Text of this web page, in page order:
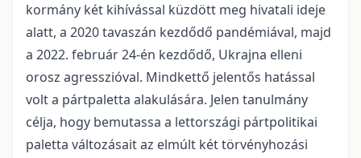
kormány két kihívással küzdött meg hivatali ideje
alatt, a 2020 tavaszán kezdődő pandémiával, majd
a 2022. február 24-én kezdődő, Ukrajna elleni
orosz agresszióval. Mindkettő jelentős hatással
volt a pártpaletta alakulására. Jelen tanulmány
célja, hogy bemutassa a lettországi pártpolitikai
paletta változásait az elmúlt két törvényhozási